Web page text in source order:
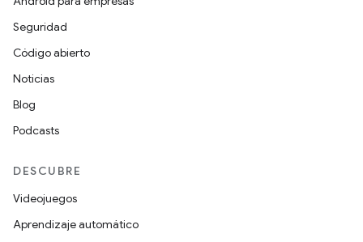
Seguridad
Código abierto
Noticias
Blog
Podcasts
DESCUBRE
Videojuegos
Aprendizaje automático